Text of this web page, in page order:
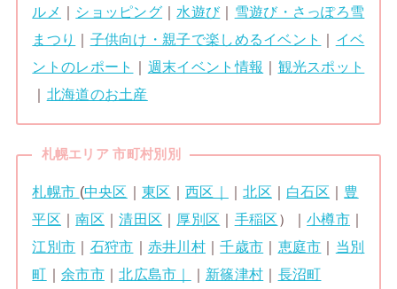
ルメ ｜ ショッピング ｜ 水遊び｜ 雪遊び・さっぽろ雪
まつり
｜ 子供向け・親子で楽しめるイベント ｜ イベ
ントのレポート
｜ 週末イベント情報 ｜ 観光スポット
｜ 北海道のお土産
札幌エリア 市町村別別
札幌市 (中央区 ｜東区 ｜西区｜ ｜北区 ｜ 白石区 ｜ 豊
平区 ｜南区 ｜清田区 ｜ 厚別区 ｜ 手稲区 ）｜小樽市 ｜
江別市 ｜ 石狩市 ｜ 赤井川村 ｜千歳市 ｜ 恵庭市 ｜ 当別
町 ｜ 余市市｜北広島市｜ ｜ 新篠津村 ｜ 長沼町